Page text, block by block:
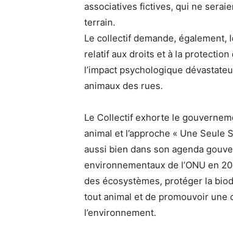
associatives fictives, qui ne
terrain.
Le collectif demande, également,
relatif aux droits et à la protection
l’impact psychologique
animaux des rues.
Le Collectif exhorte le
animal et l’approche « Une
aussi bien dans son agenda
environnementaux de l’ONU en
des écosystèmes, protéger la
tout animal et de promouvoir une
l’environnement.